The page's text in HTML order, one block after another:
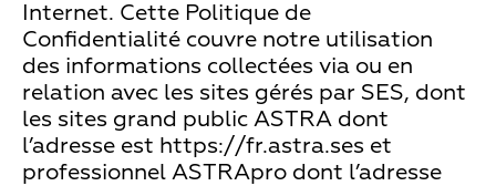
Internet. Cette Politique de
Confidentialité couvre notre utilisation
des informations collectées via ou en
relation avec les sites gérés par SES, dont
les sites grand public ASTRA dont
l’adresse est https://fr.astra.ses et
professionnel ASTRApro dont l’adresse